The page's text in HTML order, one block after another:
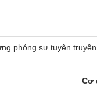
phóng sự tuyên
Cơ